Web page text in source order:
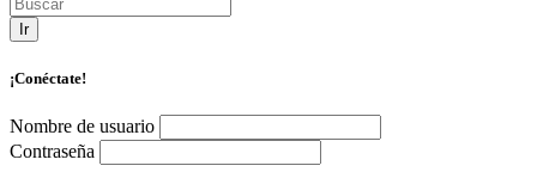
Ir
¡Conéctate!
Nombre de usuario
Contraseña